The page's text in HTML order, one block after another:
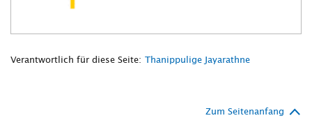
Verantwortlich für diese Seite: Thanippulige Jayarathne
Zum Seitenanfang